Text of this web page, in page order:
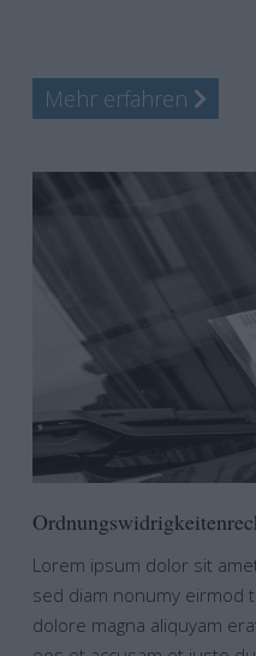
Mehr erfahren
Lorem ipsum dolor sit
sed diam nonumy eirmod
dolore magna aliquyam